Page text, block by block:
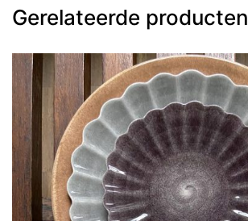
Gerelateerde producten